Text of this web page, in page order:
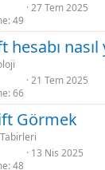
49
27 Tem 2025
nasıl
66
21 Tem 2025
Görmek
48
13 Nis 2025